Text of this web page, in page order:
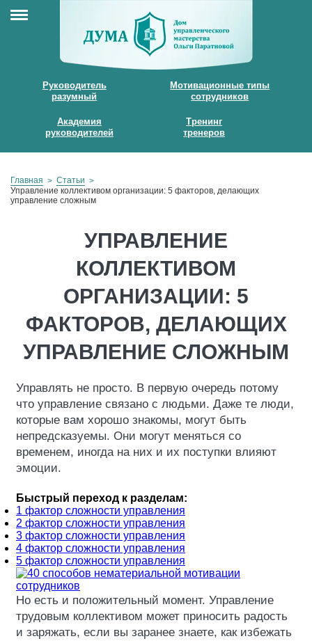
Руководитель
разумный
Мотивационные типы
сотрудников
Академия
руководителей
Тренинг
тренеров
Главная
Статьи
Управление коллективом организации: 5 факторов, делающих
управление сложным
УПРАВЛЕНИЕ
КОЛЛЕКТИВОМ
ОРГАНИЗАЦИИ: 5
ФАКТОРОВ, ДЕЛАЮЩИХ
УПРАВЛЕНИЕ СЛОЖНЫМ
Управлять не просто. В первую очередь потому
что управление связано с людьми. Даже те люди,
которые вам хорошо знакомы, могут быть
непредсказуемы. Они могут меняться со
временем, иногда на них и их поступки влияют
эмоции.
Быстрый переход к разделам:
1 фактор сложности управления
2 фактор сложности управления
3 фактор сложности управления
4 фактор сложности управления
5 фактор сложности управления
Но есть и положительный момент. Управление
трудовым коллективом может приносить радость
и заряжать, если вы заранее знаете, как избежать